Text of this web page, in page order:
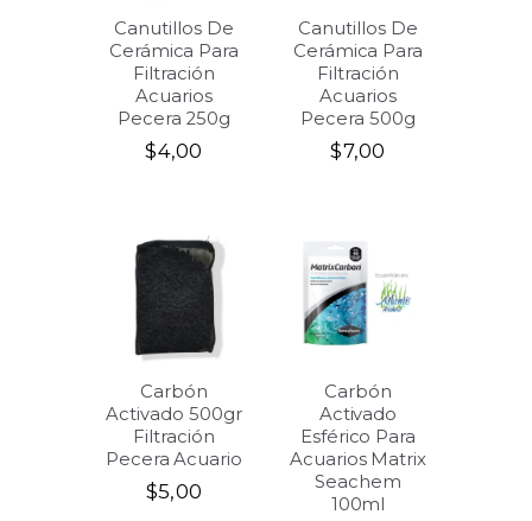
Canutillos De
Cerámica Para
Filtración
Acuarios
Pecera 250g
$4,00
Canutillos De
Cerámica Para
Filtración
Acuarios
Pecera 500g
$7,00
Carbón
Activado 500gr
Filtración
Pecera Acuario
$5,00
Carbón
Activado
Esférico Para
Acuarios Matrix
Seachem
100ml